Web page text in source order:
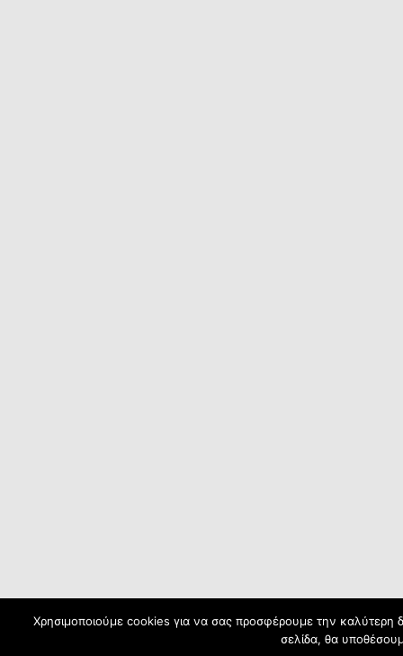
Χρησιμοποιούμε cookies για να σας προσφέρουμε την καλύτερη
σελίδα, θα